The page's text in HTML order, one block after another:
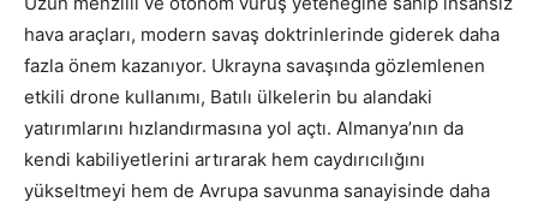
hava araçları, modern savaş doktrinlerinde giderek daha
fazla önem kazanıyor. Ukrayna savaşında gözlemlenen
etkili drone kullanımı, Batılı ülkelerin bu alandaki
yatırımlarını hızlandırmasına yol açtı. Almanya’nın da
kendi kabiliyetlerini artırarak hem caydırıcılığını
yükseltmeyi hem de Avrupa savunma sanayisinde daha